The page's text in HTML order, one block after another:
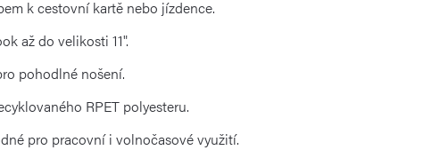
k cestovní kartě nebo jízdence.
až do velikosti 11".
pohodlné nošení.
RPET polyesteru.
pro pracovní i volnočasové využití.